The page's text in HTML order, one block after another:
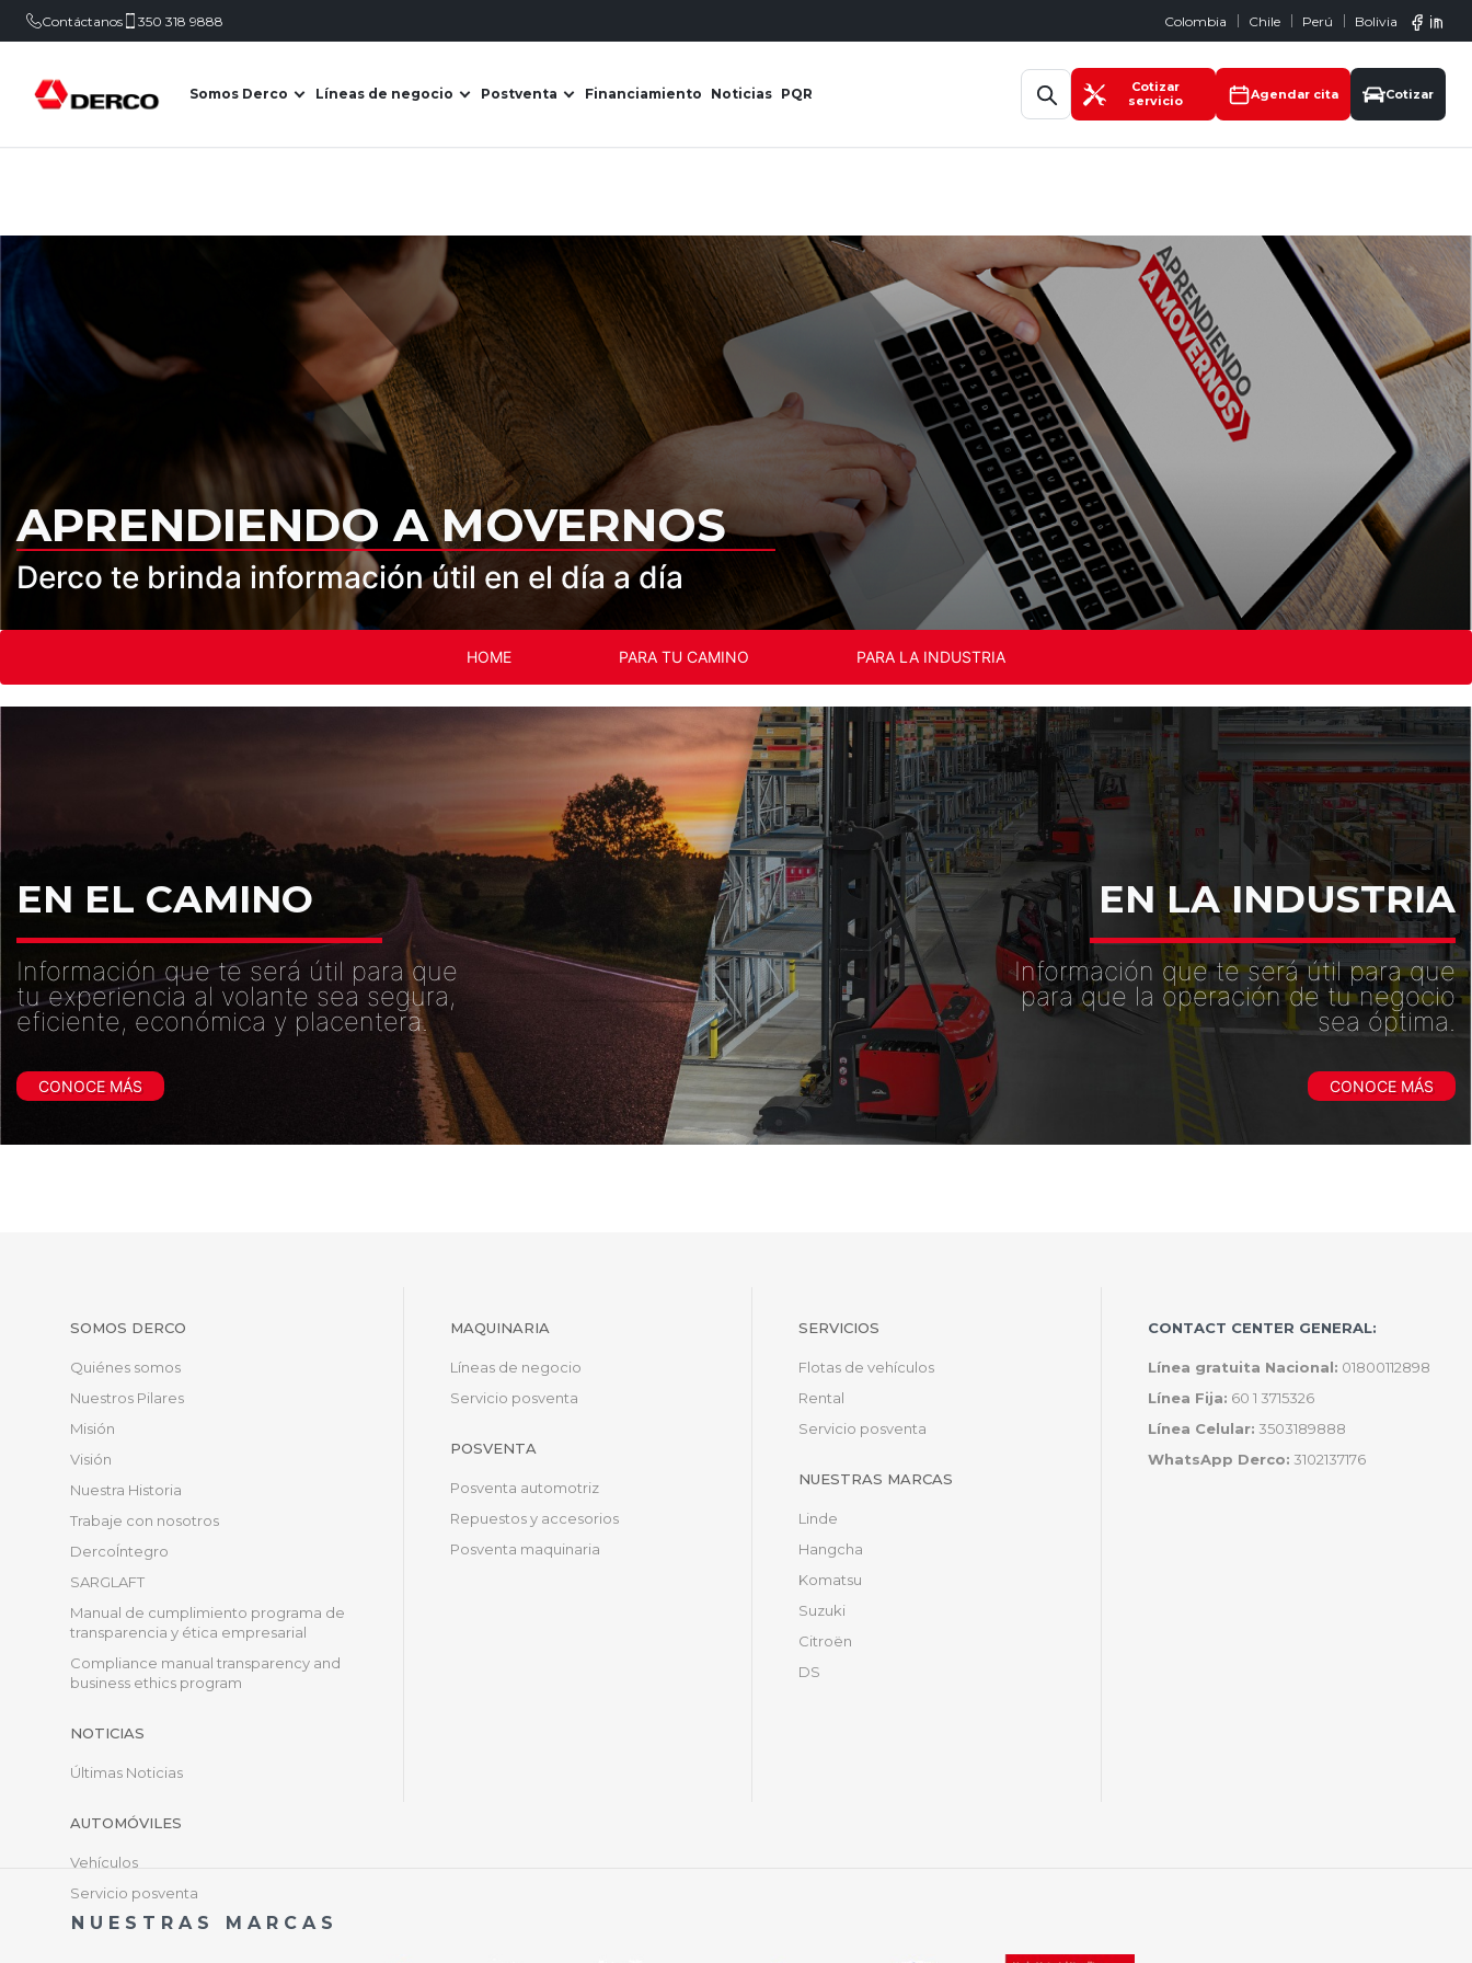
Contáctanos 350 318 9888 Colombia Chile Perú Bolivia
Somos Derco
Abrir submenú de Somos Derco
Líneas de negocio
Abrir submenú de Líneas de negocio
Postventa
Abrir submenú de Postventa
Financiamiento Noticias PQR
Abrir búsquedaCotizar
servicio
Agendar cita Cotizar
APRENDIENDO A MOVERNOS
Derco te brinda información útil en el día a día
HOME PARA TU CAMINO PARA LA INDUSTRIA
EN EL CAMINO
Información que te será útil para que
tu experiencia al volante sea segura,
eficiente, económica y placentera.
CONOCE MÁS
EN LA INDUSTRIA
Información que te será útil para que
para que la operación de tu negocio
sea óptima.
CONOCE MÁS
SOMOS DERCO
Quiénes somos
Nuestros Pilares
Misión
Visión
Nuestra Historia
Trabaje con nosotros
DercoÍntegro
SARGLAFT
Manual de cumplimiento programa de
transparencia y ética empresarial
Compliance manual transparency and
business ethics program
NOTICIAS
Últimas Noticias
AUTOMÓVILES
Vehículos
Servicio posventa
MAQUINARIA
Líneas de negocio
Servicio posventa
POSVENTA
Posventa automotriz
Repuestos y accesorios
Posventa maquinaria
SERVICIOS
Flotas de vehículos
Rental
Servicio posventa
NUESTRAS MARCAS
Linde
Hangcha
Komatsu
Suzuki
Citroën
DS
CONTACT CENTER GENERAL:
Línea gratuita Nacional: 01800112898
Línea Fija: 60 1 3715326
Línea Celular: 3503189888
WhatsApp Derco: 3102137176
NUESTRAS MARCAS